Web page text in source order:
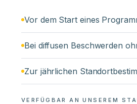
Vor dem Start eines
Bei diffusen Beschwerden
Zur jährlichen
VERFÜGBAR AN UNSEREM